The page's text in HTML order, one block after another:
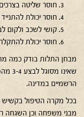
חוסר שליטה
חוסר יכולת
קושי לשכב ולקום
חוסר יכולת
מבחן התלות בודק כמה
הרשמיים במדינה.
בכל מקרה הטיפול בקשיש
מבני משפחה וכן